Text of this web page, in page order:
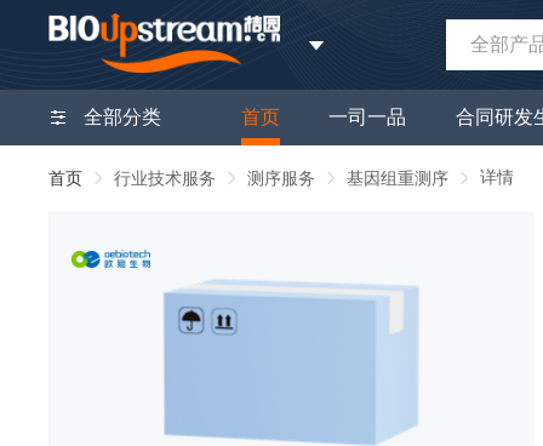
全部产
全部分类 首页 一司一品 合同研发
首页 行业技术服务 测序服务 基因组重测序 详情